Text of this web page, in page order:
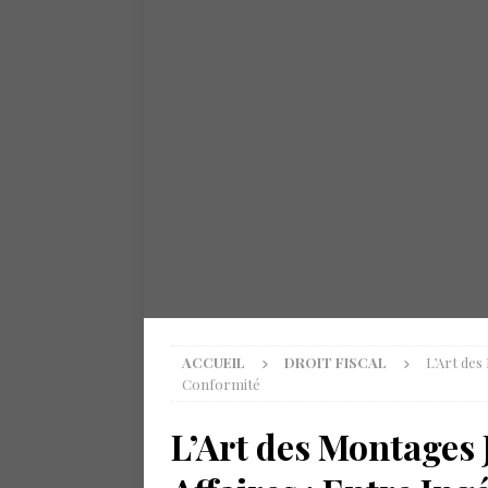
ACCUEIL DROIT FISCAL
L’Art
Conformité
L’Art des